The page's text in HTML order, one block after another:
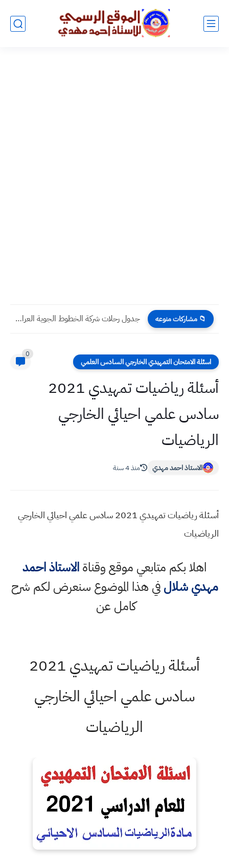
📁 مشاركات منوعه جدول رحلات شركة الخطوط الجوية العراقية اليوم الاربعاء 4 -...
اسئلة الامتحان التمهيدي الخارجي السادس العلمي
0
أسئلة رياضيات تمهيدي 2021
سادس علمي احيائي الخارجي
الرياضيات
الاستاذ احمد مهدي منذ 4 سنة
أسئلة رياضيات تمهيدي 2021 سادس علمي احيائي الخارجي
الرياضيات
اهلا بكم متابعي موقع وقناةالاستاذ احمد
مهدي شلالفي هذا الموضوع سنعرض لكم شرح
كامل عن
أسئلة رياضيات تمهيدي 2021
سادس علمي احيائي الخارجي
الرياضيات